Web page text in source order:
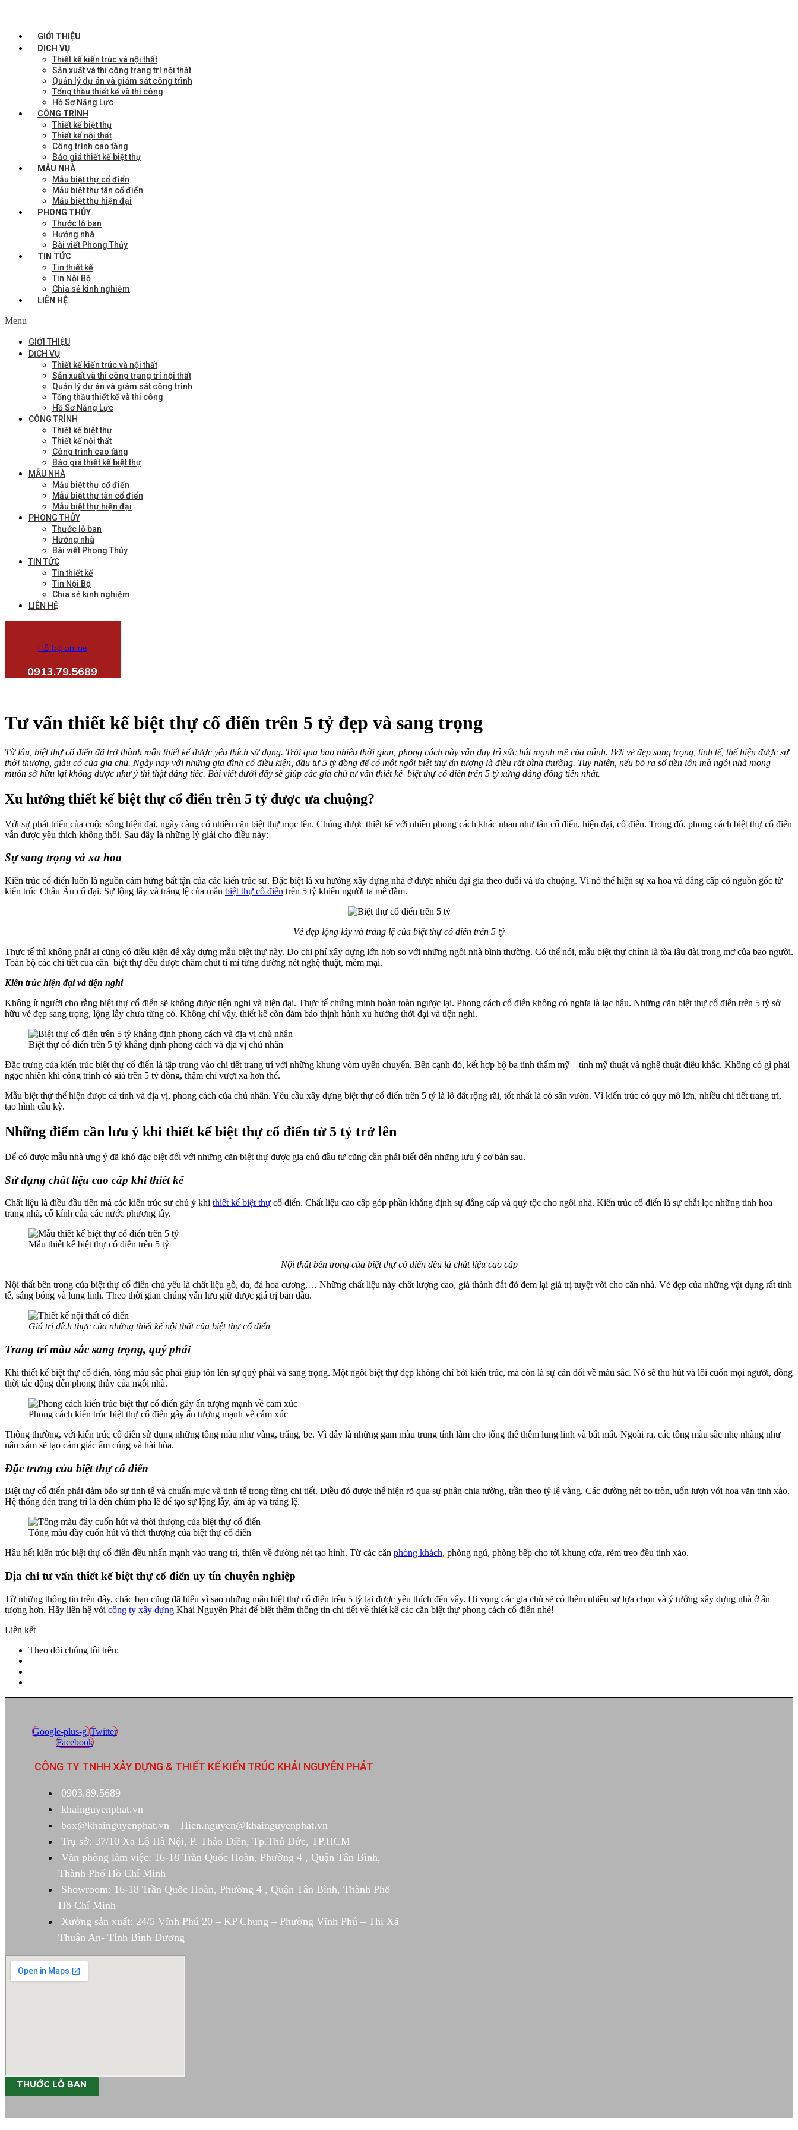
GIỚI THIỆU
DỊCH VỤ
Thiết kế kiến trúc và nội thất
Sản xuất và thi công trang trí nội thất
Quản lý dự án và giám sát công trình
Tổng thầu thiết kế và thi công
Hồ Sơ Năng Lực
CÔNG TRÌNH
Thiết kế biệt thự
Thiết kế nội thất
Công trình cao tầng
Báo giá thiết kế biệt thự
MẪU NHÀ
Mẫu biệt thự cổ điển
Mẫu biệt thự tân cổ điển
Mẫu biệt thự hiện đại
PHONG THỦY
Thước lỗ ban
Hướng nhà
Bài viết Phong Thủy
TIN TỨC
Tin thiết kế
Tin Nội Bộ
Chia sẻ kinh nghiệm
LIÊN HỆ
Menu
GIỚI THIỆU
DỊCH VỤ
Thiết kế kiến trúc và nội thất
Sản xuất và thi công trang trí nội thất
Quản lý dự án và giám sát công trình
Tổng thầu thiết kế và thi công
Hồ Sơ Năng Lực
CÔNG TRÌNH
Thiết kế biệt thự
Thiết kế nội thất
Công trình cao tầng
Báo giá thiết kế biệt thự
MẪU NHÀ
Mẫu biệt thự cổ điển
Mẫu biệt thự tân cổ điển
Mẫu biệt thự hiện đại
PHONG THỦY
Thước lỗ ban
Hướng nhà
Bài viết Phong Thủy
TIN TỨC
Tin thiết kế
Tin Nội Bộ
Chia sẻ kinh nghiệm
LIÊN HỆ
Hỗ trợ online
0913.79.5689
Tư vấn thiết kế biệt thự cổ điển trên 5 tỷ đẹp và sang trọng
Từ lâu, biệt thự cổ điển đã trở thành mẫu thiết kế được yêu thích sử dụng. Trải qua bao nhiêu thời gian, phong cách này vẫn duy trì sức hút mạnh mẽ của mình. Bởi vẻ đẹp sang trọng, tinh tế, thể hiện được sự
thời thượng, giàu có của gia chủ. Ngày nay với những gia đình có điều kiện, đầu tư 5 tỷ đồng để có một ngôi biệt thự ấn tượng là điều rất bình thường. Tuy nhiên, nếu bỏ ra số tiền lớn mà ngôi nhà mong
muốn sở hữu lại không được như ý thì thật đáng tiếc. Bài viết dưới đây sẽ giúp các gia chủ tư vấn thiết kế biệt thự cổ điển trên 5 tỷ xứng đáng đồng tiền nhất.
Xu hướng thiết kế biệt thự cổ điển trên 5 tỷ được ưa chuộng?
Với sự phát triển của cuộc sống hiện đại, ngày càng có nhiều căn biệt thự mọc lên. Chúng được thiết kế với nhiều phong cách khác nhau như tân cổ điển, hiện đại, cổ điển. Trong đó, phong cách biệt thự cổ điển
vẫn được yêu thích không thôi. Sau đây là những lý giải cho điều này:
Sự sang trọng và xa hoa
Kiến trúc cổ điển luôn là nguồn cảm hứng bất tận của các kiến trúc sư. Đặc biệt là xu hướng xây dựng nhà ở được nhiều đại gia theo đuổi và ưa chuộng. Vì nó thể hiện sự xa hoa và đẳng cấp có nguồn gốc từ
kiến trúc Châu Âu cổ đại. Sự lộng lẫy và tráng lệ của mẫu biệt thự cổ điển trên 5 tỷ khiến người ta mê đắm.
Vẻ đẹp lộng lẫy và tráng lệ của biệt thự cổ điển trên 5 tỷ
Thực tế thì không phải ai cũng có điều kiện để xây dựng mẫu biệt thự này. Do chi phí xây dựng lớn hơn so với những ngôi nhà bình thường. Có thể nói, mẫu biệt thự chính là tòa lâu đài trong mơ của bao người.
Toàn bộ các chi tiết của căn biệt thự đều được chăm chút tỉ mỉ từng đường nét nghệ thuật, mềm mại.
Kiến trúc hiện đại và tiện nghi
Không ít người cho rằng biệt thự cổ điển sẽ không được tiện nghi và hiện đại. Thực tế chứng minh hoàn toàn ngược lại. Phong cách cổ điển không có nghĩa là lạc hậu. Những căn biệt thự cổ điển trên 5 tỷ sở
hữu vẻ đẹp sang trọng, lộng lẫy chưa từng có. Không chỉ vậy, thiết kế còn đảm bảo thịnh hành xu hướng thời đại và tiện nghi.
Biệt thự cổ điển trên 5 tỷ khẳng định phong cách và địa vị chủ nhân
Đặc trưng của kiến trúc biệt thự cổ điển là tập trung vào chi tiết trang trí với những khung vòm uyển chuyển. Bên cạnh đó, kết hợp bộ ba tính thẩm mỹ – tính mỹ thuật và nghệ thuật điêu khắc. Không có gì phải
ngạc nhiên khi công trình có giá trên 5 tỷ đồng, thậm chí vượt xa hơn thế.
Mẫu biệt thự thể hiện được cá tính và địa vị, phong cách của chủ nhân. Yêu cầu xây dựng biệt thự cổ điển trên 5 tỷ là lô đất rộng rãi, tốt nhất là có sân vườn. Vì kiến trúc có quy mô lớn, nhiều chi tiết trang trí,
tạo hình cầu kỳ.
Những điểm cần lưu ý khi thiết kế biệt thự cổ điển từ 5 tỷ trở lên
Để có được mẫu nhà ưng ý đã khó đặc biệt đối với những căn biệt thự được gia chủ đầu tư cũng cần phải biết đến những lưu ý cơ bản sau.
Sử dụng chất liệu cao cấp khi thiết kế
Chất liệu là điều đầu tiên mà các kiến trúc sư chú ý khi thiết kế biệt thự cổ điển. Chất liệu cao cấp góp phần khẳng định sự đẳng cấp và quý tộc cho ngôi nhà. Kiến trúc cổ điển là sự chắt lọc những tinh hoa
trang nhã, cổ kính của các nước phương tây.
Mẫu thiết kế biệt thự cổ điển trên 5 tỷ
Nội thất bên trong của biệt thự cổ điển đều là chất liệu cao cấp
Nội thất bên trong của biệt thự cổ điển chủ yếu là chất liệu gỗ, da, đá hoa cương,… Những chất liệu này chất lượng cao, giá thành đắt đỏ đem lại giá trị tuyệt vời cho căn nhà. Vẻ đẹp của những vật dụng rất tinh
tế, sáng bóng và lung linh. Theo thời gian chúng vẫn lưu giữ được giá trị ban đầu.
Giá trị đích thực của những thiết kế nội thất của biệt thự cổ điển
Trang trí màu sắc sang trọng, quý phái
Khi thiết kế biệt thự cổ điển, tông màu sắc phải giúp tôn lên sự quý phái và sang trọng. Một ngôi biệt thự đẹp không chỉ bởi kiến trúc, mà còn là sự cân đối về màu sắc. Nó sẽ thu hút và lôi cuốn mọi người, đồng
thời tác động đến phong thủy của ngôi nhà.
Phong cách kiến trúc biệt thự cổ điển gây ấn tượng mạnh về cảm xúc
Thông thường, với kiến trúc cổ điển sử dụng những tông màu như vàng, trắng, be. Vì đây là những gam màu trung tính làm cho tổng thể thêm lung linh và bắt mắt. Ngoài ra, các tông màu sắc nhẹ nhàng như
nâu xám sẽ tạo cảm giác ấm cúng và hài hòa.
Đặc trưng của biệt thự cổ điển
Biệt thự cổ điển phải đảm bảo sự tinh tế và chuẩn mực và tinh tế trong từng chi tiết. Điều đó được thể hiện rõ qua sự phân chia tường, trần theo tỷ lệ vàng. Các đường nét bo tròn, uốn lượn với hoa văn tinh xảo.
Hệ thống đèn trang trí là đèn chùm pha lê để tạo sự lộng lẫy, ấm áp và tráng lệ.
Tông màu đầy cuốn hút và thời thượng của biệt thự cổ điển
Hầu hết kiến trúc biệt thự cổ điển đều nhấn mạnh vào trang trí, thiên về đường nét tạo hình. Từ các căn phòng khách, phòng ngủ, phòng bếp cho tới khung cửa, rèm treo đều tinh xảo.
Địa chỉ tư vấn thiết kế biệt thự cổ điển uy tín chuyên nghiệp
Từ những thông tin trên đây, chắc bạn cũng đã hiểu vì sao những mẫu biệt thự cổ điển trên 5 tỷ lại được yêu thích đến vậy. Hi vọng các gia chủ sẽ có thêm nhiều sự lựa chọn và ý tưởng xây dựng nhà ở ấn
tượng hơn. Hãy liên hệ với công ty xây dựng Khải Nguyên Phát để biết thêm thông tin chi tiết về thiết kế các căn biệt thự phong cách cổ điển nhé!
Liên kết
Theo dõi chúng tôi trên:
Google-plus-g Twitter
Facebook
CÔNG TY TNHH XÂY DỰNG & THIẾT KẾ KIẾN TRÚC KHẢI NGUYÊN PHÁT
0903.89.5689
khainguyenphat.vn
box@khainguyenphat.vn – Hien.nguyen@khainguyenphat.vn
Trụ sở: 37/10 Xa Lộ Hà Nội, P. Thảo Điền, Tp.Thủ Đức, TP.HCM
Văn phòng làm việc: 16-18 Trần Quốc Hoàn, Phường 4 , Quận Tân Bình,
Thành Phố Hồ Chí Minh
Showroom: 16-18 Trần Quốc Hoàn, Phường 4 , Quận Tân Bình, Thành Phố
Hồ Chí Minh
Xưởng sản xuất: 24/5 Vĩnh Phú 20 – KP Chung – Phường Vĩnh Phú – Thị Xã
Thuận An- Tỉnh Bình Dương
THƯỚC LỖ BAN